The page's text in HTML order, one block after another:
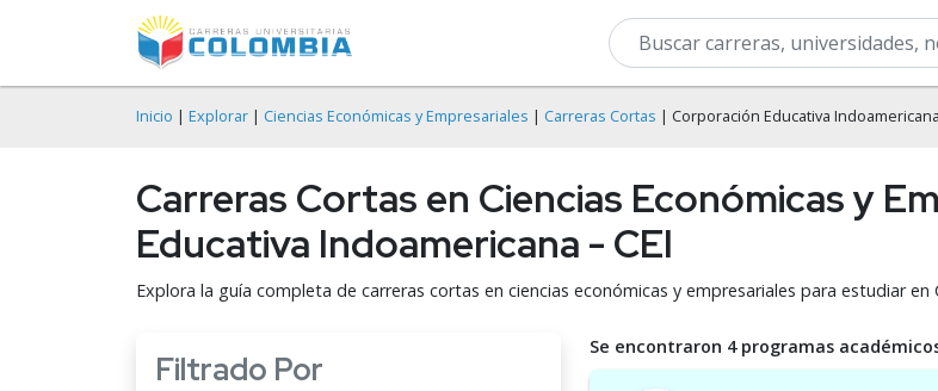
Inicio | Explorar | Ciencias Económicas y Empresariales | Carreras Cortas | Corporación Educativa Indoamericana
Carreras Cortas en Ciencias Económicas y
Educativa Indoamericana - CEI
Explora la guía completa de carreras cortas en ciencias económicas y empresariales para estudiar en
Filtrado Por
Se encontraron 4 programas